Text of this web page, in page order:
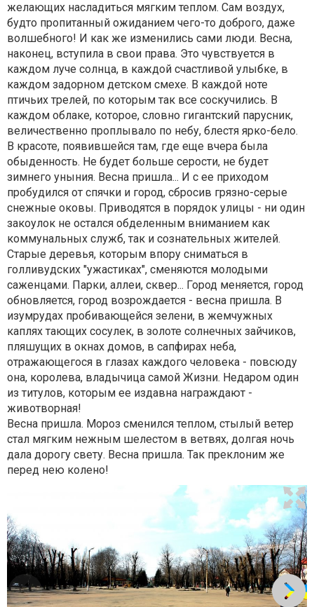
желающих насладиться мягким теплом. Сам воздух,
будто пропитанный ожиданием чего-то доброго, даже
волшебного! И как же изменились сами люди. Весна,
наконец, вступила в свои права. Это чувствуется в
каждом луче солнца, в каждой счастливой улыбке, в
каждом задорном детском смехе. В каждой ноте
птичьих трелей, по которым так все соскучились. В
каждом облаке, которое, словно гигантский парусник,
величественно проплывало по небу, блестя ярко-бело.
В красоте, появившейся там, где еще вчера была
обыденность. Не будет больше серости, не будет
зимнего уныния. Весна пришла... И с ее приходом
пробудился от спячки и город, сбросив грязно-серые
снежные оковы. Приводятся в порядок улицы - ни один
закоулок не остался обделенным вниманием как
коммунальных служб, так и сознательных жителей.
Старые деревья, которым впору сниматься в
голливудских "ужастиках", сменяются молодыми
саженцами. Парки, аллеи, сквер... Город меняется, город
обновляется, город возрождается - весна пришла. В
изумрудах пробивающейся зелени, в жемчужных
каплях тающих сосулек, в золоте солнечных зайчиков,
пляшущих в окнах домов, в сапфирах неба,
отражающегося в глазах каждого человека - повсюду
она, королева, владычица самой Жизни. Недаром один
из титулов, которым ее издавна награждают -
животворная!
Весна пришла. Мороз сменился теплом, стылый ветер
стал мягким нежным шелестом в ветвях, долгая ночь
дала дорогу свету. Весна пришла. Так преклоним же
перед нею колено!